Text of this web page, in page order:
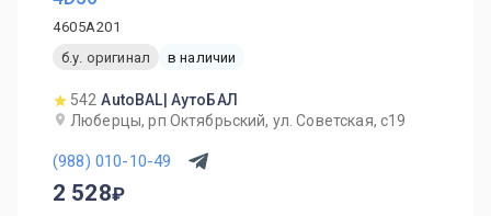
4605A201
б.у. оригинал
в наличии
542 AutoBAL| АутоБАЛ
Люберцы, рп Октябрьский, ул. Советская, с19
(988) 010-10-49
2 528